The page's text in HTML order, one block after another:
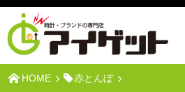
HOME 赤とんぼ